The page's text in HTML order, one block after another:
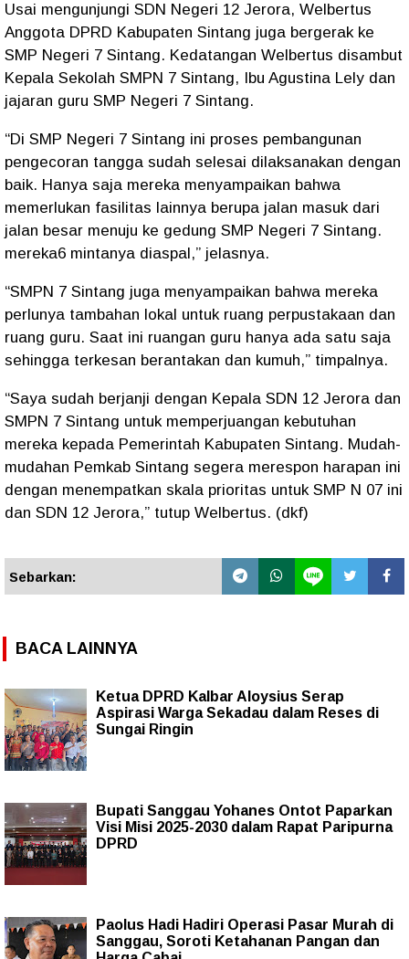
Usai mengunjungi SDN Negeri 12 Jerora, Welbertus
Anggota DPRD Kabupaten Sintang juga bergerak ke
SMP Negeri 7 Sintang. Kedatangan Welbertus disambut
Kepala Sekolah SMPN 7 Sintang, Ibu Agustina Lely dan
jajaran guru SMP Negeri 7 Sintang.
“Di SMP Negeri 7 Sintang ini proses pembangunan
pengecoran tangga sudah selesai dilaksanakan dengan
baik. Hanya saja mereka menyampaikan bahwa
memerlukan fasilitas lainnya berupa jalan masuk dari
jalan besar menuju ke gedung SMP Negeri 7 Sintang.
mereka6 mintanya diaspal,” jelasnya.
“SMPN 7 Sintang juga menyampaikan bahwa mereka
perlunya tambahan lokal untuk ruang perpustakaan dan
ruang guru. Saat ini ruangan guru hanya ada satu saja
sehingga terkesan berantakan dan kumuh,” timpalnya.
“Saya sudah berjanji dengan Kepala SDN 12 Jerora dan
SMPN 7 Sintang untuk memperjuangan kebutuhan
mereka kepada Pemerintah Kabupaten Sintang. Mudah-
mudahan Pemkab Sintang segera merespon harapan ini
dengan menempatkan skala prioritas untuk SMP N 07 ini
dan SDN 12 Jerora,” tutup Welbertus. (dkf)
Sebarkan:
BACA LAINNYA
Ketua DPRD Kalbar Aloysius Serap
Aspirasi Warga Sekadau dalam Reses di
Sungai Ringin
Bupati Sanggau Yohanes Ontot Paparkan
Visi Misi 2025-2030 dalam Rapat Paripurna
DPRD
Paolus Hadi Hadiri Operasi Pasar Murah di
Sanggau, Soroti Ketahanan Pangan dan